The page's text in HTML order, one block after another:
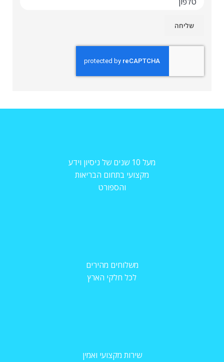
מעל 10 שנים של ניסיון וידע
מקצועי בתחום הבריאות
והספורט
משלוחים מהירים
לכל חלקי הארץ
שירות מקצועי ואמין